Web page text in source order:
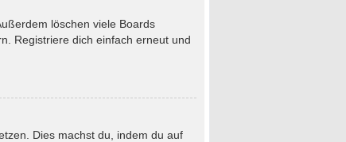
löschen viele Boards
Registriere dich einfach erneut und
Dies machst du, indem du auf